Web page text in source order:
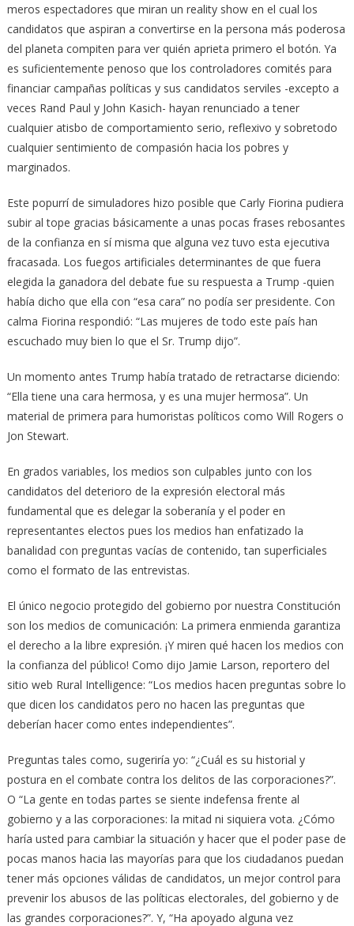
meros espectadores que miran un reality show en el cual los
candidatos que aspiran a convertirse en la persona más poderosa
del planeta compiten para ver quién aprieta primero el botón. Ya
es suficientemente penoso que los controladores comités para
financiar campañas políticas y sus candidatos serviles -excepto a
veces Rand Paul y John Kasich- hayan renunciado a tener
cualquier atisbo de comportamiento serio, reflexivo y sobretodo
cualquier sentimiento de compasión hacia los pobres y
marginados.
Este popurrí de simuladores hizo posible que Carly Fiorina pudiera
subir al tope gracias básicamente a unas pocas frases rebosantes
de la confianza en sí misma que alguna vez tuvo esta ejecutiva
fracasada. Los fuegos artificiales determinantes de que fuera
elegida la ganadora del debate fue su respuesta a Trump -quien
había dicho que ella con “esa cara” no podía ser presidente. Con
calma Fiorina respondió: “Las mujeres de todo este país han
escuchado muy bien lo que el Sr. Trump dijo”.
Un momento antes Trump había tratado de retractarse diciendo:
“Ella tiene una cara hermosa, y es una mujer hermosa”. Un
material de primera para humoristas políticos como Will Rogers o
Jon Stewart.
En grados variables, los medios son culpables junto con los
candidatos del deterioro de la expresión electoral más
fundamental que es delegar la soberanía y el poder en
representantes electos pues los medios han enfatizado la
banalidad con preguntas vacías de contenido, tan superficiales
como el formato de las entrevistas.
El único negocio protegido del gobierno por nuestra Constitución
son los medios de comunicación: La primera enmienda garantiza
el derecho a la libre expresión. ¡Y miren qué hacen los medios con
la confianza del público! Como dijo Jamie Larson, reportero del
sitio web Rural Intelligence: “Los medios hacen preguntas sobre lo
que dicen los candidatos pero no hacen las preguntas que
deberían hacer como entes independientes”.
Preguntas tales como, sugeriría yo: “¿Cuál es su historial y
postura en el combate contra los delitos de las corporaciones?”.
O “La gente en todas partes se siente indefensa frente al
gobierno y a las corporaciones: la mitad ni siquiera vota. ¿Cómo
haría usted para cambiar la situación y hacer que el poder pase de
pocas manos hacia las mayorías para que los ciudadanos puedan
tener más opciones válidas de candidatos, un mejor control para
prevenir los abusos de las políticas electorales, del gobierno y de
las grandes corporaciones?”. Y, “Ha apoyado alguna vez